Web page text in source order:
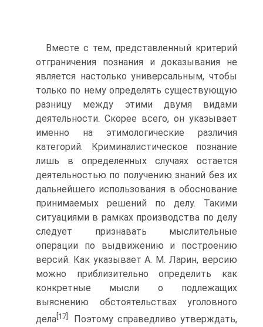
Вместе с тем, представленный критерий
отграничения познания и доказывания не
является настолько универсальным, чтобы
только по нему определять существующую
разницу между этими двумя видами
деятельности. Скорее всего, он указывает
именно на этимологические различия
категорий. Криминалистическое познание
лишь в определенных случаях остается
деятельностью по получению знаний без их
дальнейшего использования в обоснование
принимаемых решений по делу. Такими
ситуациями в рамках производства по делу
следует признавать мыслительные
операции по выдвижению и построению
версий. Как указывает А. М. Ларин, версию
можно приблизительно определить как
конкретные мысли о подлежащих
выяснению обстоятельствах уголовного
дела [17] . Поэтому справедливо утверждать,